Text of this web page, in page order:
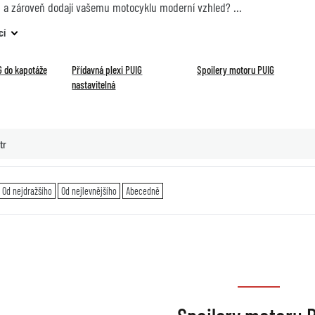
zároveň dodají vašemu motocyklu moderní vzhled?
do kapotáže
Přídavná plexi PUIG
nastavitelná
Spoilery motoru PUIG
Od nejdražšího Od nejlevnějšího Abecedně